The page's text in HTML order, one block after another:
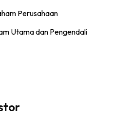
Perusahaan
Utama dan Pengendali